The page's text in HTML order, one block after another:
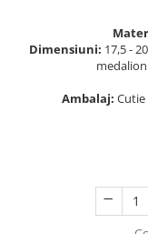
Dimensiuni: 17,5 -
Ambalaj: